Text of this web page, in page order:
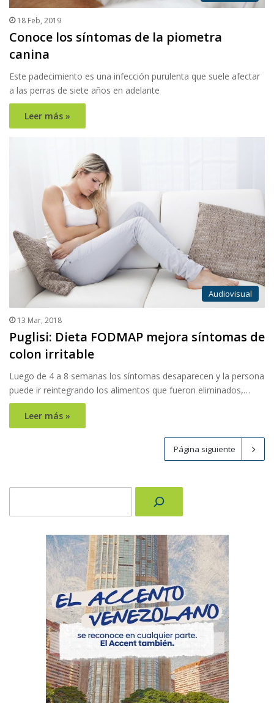
18 Feb, 2019
Conoce los síntomas de la piometra
canina
Este padecimiento es una infección purulenta que suele afectar
a las perras de siete años en adelante
Leer más »
Audiovisual
13 Mar, 2018
Puglisi: Dieta FODMAP mejora síntomas de
colon irritable
Luego de 4 a 8 semanas los síntomas desaparecen y la persona
puede ir reintegrando los alimentos que fueron eliminados,…
Leer más »
Página siguiente